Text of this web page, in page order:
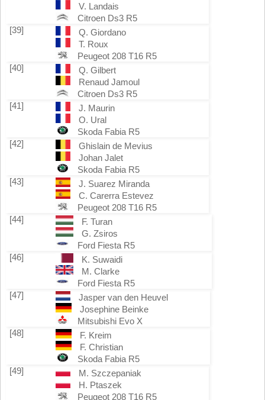
V. Landais
Citroen Ds3 R5
[39]
Q. Giordano
T. Roux
Peugeot 208 T16 R5
[40]
Q. Gilbert
Renaud Jamoul
Citroen Ds3 R5
[41]
J. Maurin
O. Ural
Skoda Fabia R5
[42]
Ghislain de Mevius
Johan Jalet
Skoda Fabia R5
[43]
J. Suarez Miranda
C. Carerra Estevez
Peugeot 208 T16 R5
[44]
F. Turan
G. Zsiros
Ford Fiesta R5
[46]
K. Suwaidi
M. Clarke
Ford Fiesta R5
[47]
Jasper van den Heuvel
Josephine Beinke
Mitsubishi Evo X
[48]
F. Kreim
F. Christian
Skoda Fabia R5
[49]
M. Szczepaniak
H. Ptaszek
Peugeot 208 T16 R5